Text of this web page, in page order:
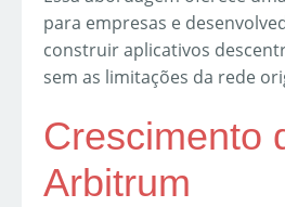
para empresas e
construir aplicativos
sem as limitações da rede
Crescimento
Arbitrum